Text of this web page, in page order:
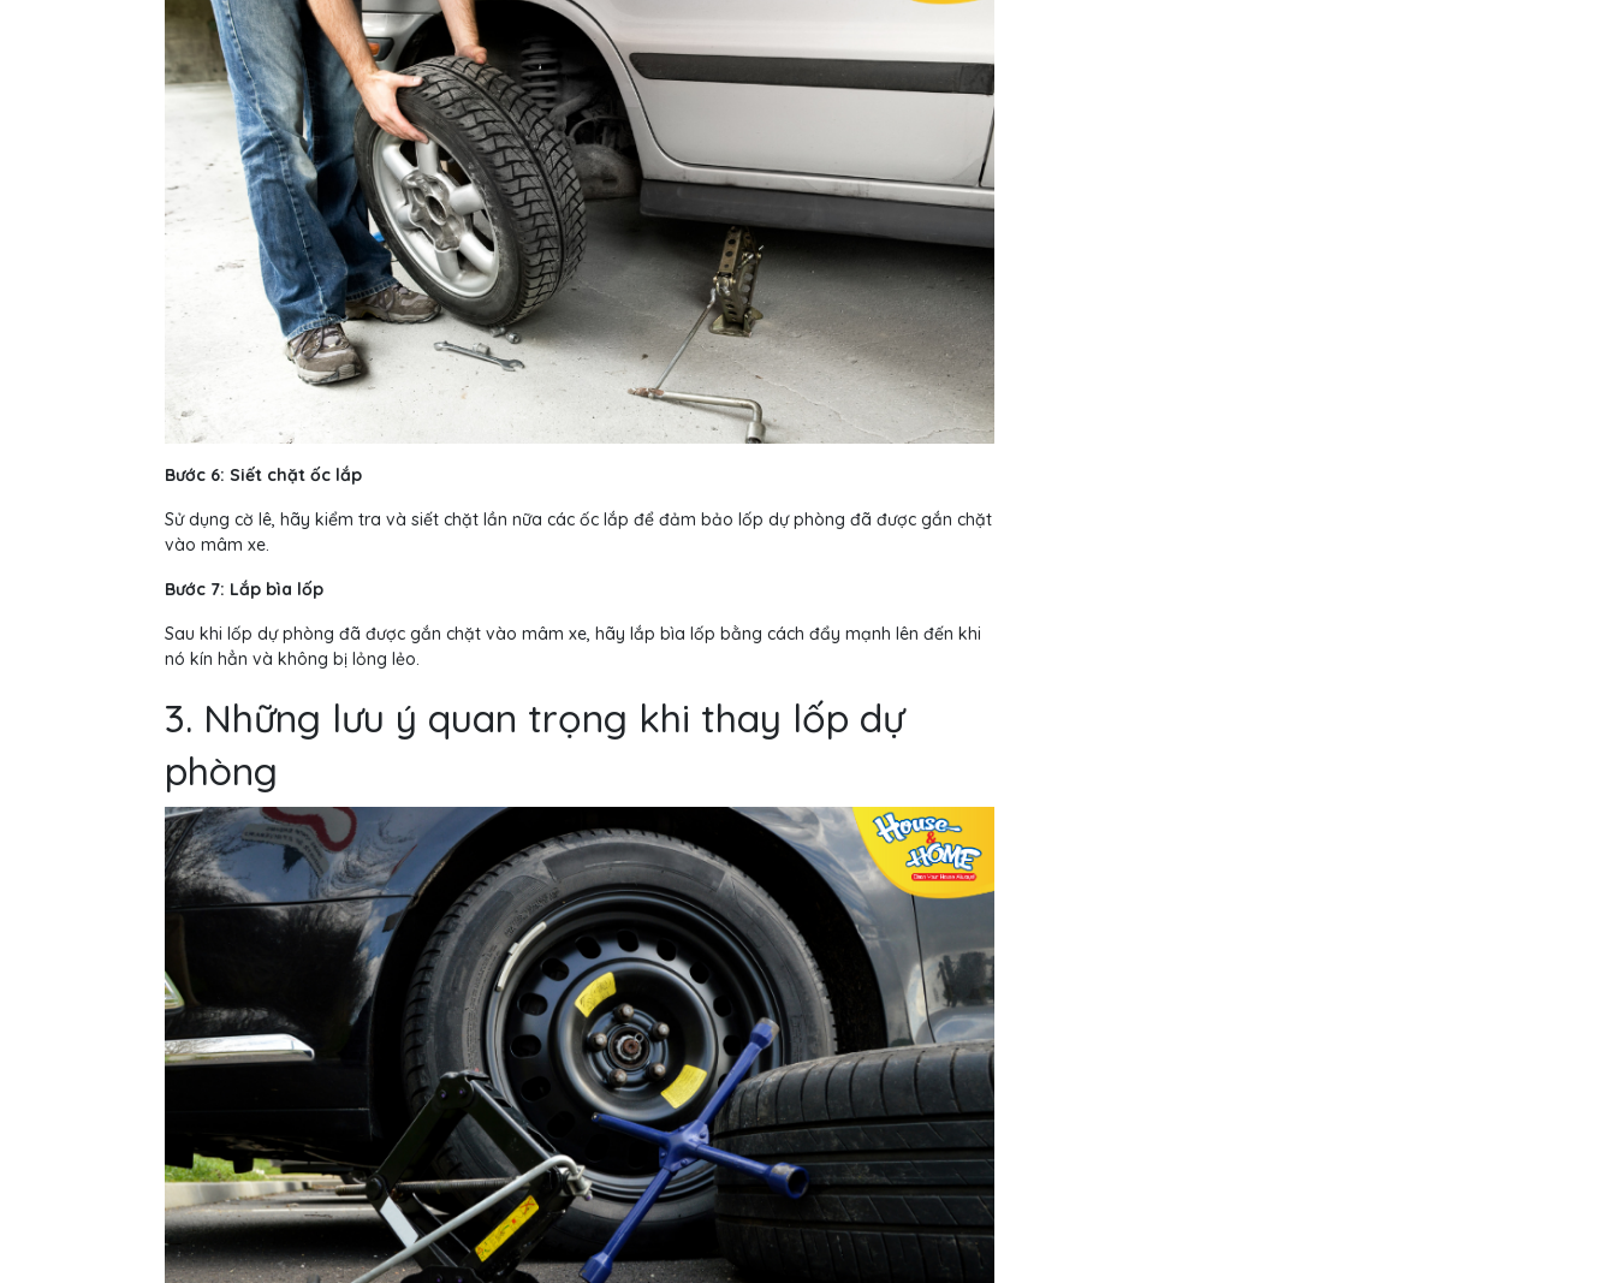
Bước 6: Siết chặt ốc lắp
Sử dụng cờ lê, hãy kiểm tra và siết chặt lần nữa các ốc lắp để đảm bảo lốp dự phòng đã được gắn chặt
vào mâm xe.
Bước 7: Lắp bìa lốp
Sau khi lốp dự phòng đã được gắn chặt vào mâm xe, hãy lắp bìa lốp bằng cách đẩy mạnh lên đến khi
nó kín hẳn và không bị lỏng lẻo.
3. Những lưu ý quan trọng khi thay lốp dự
phòng